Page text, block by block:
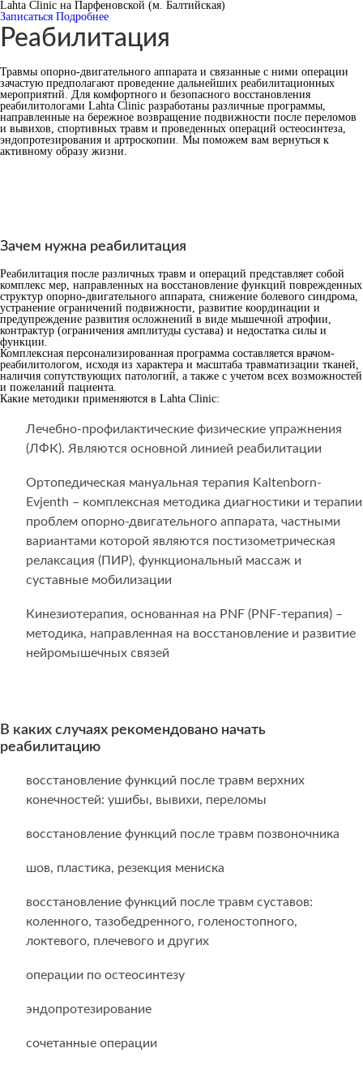
Lahta Clinic на Парфеновской (м. Балтийская)
Записаться Подробнее
Реабилитация
Травмы опорно-двигательного аппарата и связанные с ними операции
зачастую предполагают проведение дальнейших реабилитационных
мероприятий. Для комфортного и безопасного восстановления
реабилитологами Lahta Clinic разработаны различные программы,
направленные на бережное возвращение подвижности после переломов
и вывихов, спортивных травм и проведенных операций остеосинтеза,
эндопротезирования и артроскопии. Мы поможем вам вернуться к
активному образу жизни.
Зачем нужна реабилитация
Реабилитация после различных травм и операций представляет собой
комплекс мер, направленных на восстановление функций поврежденных
структур опорно-двигательного аппарата, снижение болевого синдрома,
устранение ограничений подвижности, развитие координации и
предупреждение развития осложнений в виде мышечной атрофии,
контрактур (ограничения амплитуды сустава) и недостатка силы и
функции.
Комплексная персонализированная программа составляется врачом-
реабилитологом, исходя из характера и масштаба травматизации тканей,
наличия сопутствующих патологий, а также с учетом всех возможностей
и пожеланий пациента.
Какие методики применяются в Lahta Clinic:
Лечебно-профилактические физические упражнения
(ЛФК). Являются основной линией реабилитации
Ортопедическая мануальная терапия Kaltenborn-
Evjenth – комплексная методика диагностики и терапии
проблем опорно-двигательного аппарата, частными
вариантами которой являются постизометрическая
релаксация (ПИР), функциональный массаж и
суставные мобилизации
Кинезиотерапия, основанная на PNF (PNF-терапия) –
методика, направленная на восстановление и развитие
нейромышечных связей
В каких случаях рекомендовано начать
реабилитацию
восстановление функций после травм верхних
конечностей: ушибы, вывихи, переломы
восстановление функций после травм позвоночника
шов, пластика, резекция мениска
восстановление функций после травм суставов:
коленного, тазобедренного, голеностопного,
локтевого, плечевого и других
операции по остеосинтезу
эндопротезирование
сочетанные операции